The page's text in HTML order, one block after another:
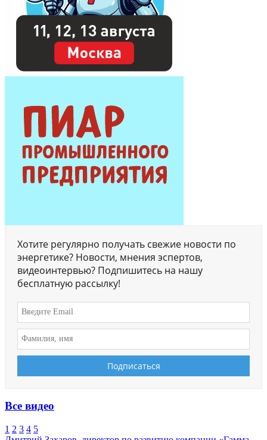
Хотите регулярно получать свежие новости по
энергетике? Новости, мнения эспертов,
видеоинтервью? Подпишитесь на нашу
бесплатную рассылку!
Все видео
1 2 3 4 5